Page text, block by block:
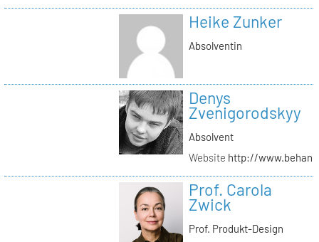
Heike Zunker
Absolventin
Denys
Zvenigorodskyy
Absolvent
Website http://
Prof. Carola
Zwick
Prof. Produkt-Design